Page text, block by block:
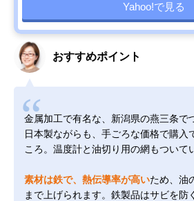
Yahoo!で見る
おすすめポイント
金属加工で有名な、新潟県の燕三条で
日本製ながらも、手ごろな価格で購入
ころ。温度計と油切り用の網もついて
素材は鉄で、熱伝導率が高いため、油
まで上げられます。鉄製品はサビを防